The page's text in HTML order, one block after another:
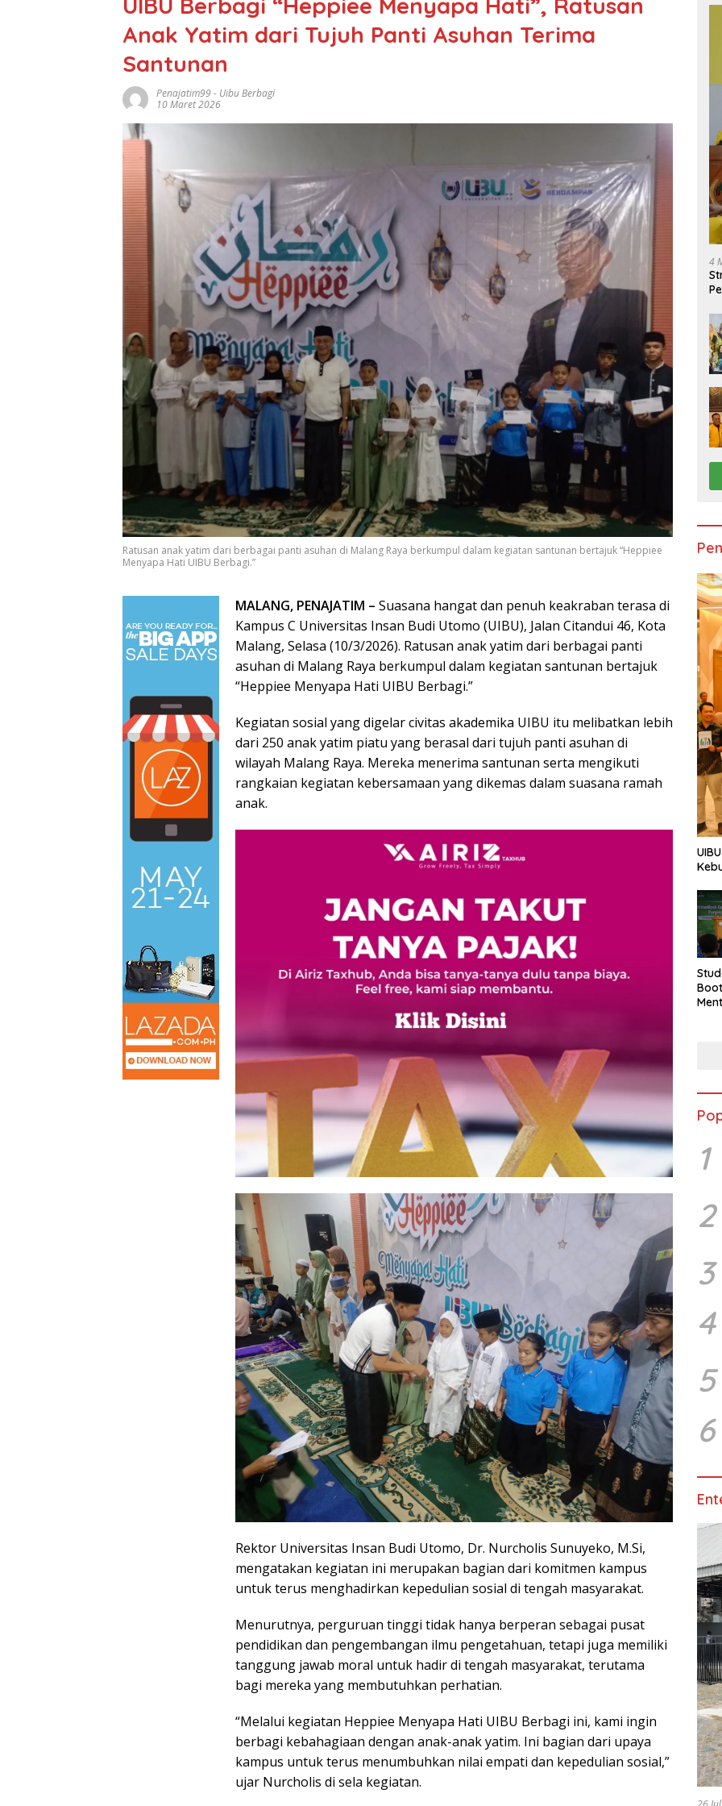
Anak Yatim dari Tujuh Panti Asuhan Terima
Santunan
Penajatim99- Uibu Berbagi
10 Maret 2026
Ratusan anak yatim dari berbagai panti asuhan di Malang Raya berkumpul dalam kegiatan santunan bertajuk “Heppiee
Menyapa Hati UIBU Berbagi.”
MALANG, PENAJATIM – Suasana hangat dan penuh keakraban terasa di
Kampus C Universitas Insan Budi Utomo (UIBU), Jalan Citandui 46, Kota
Malang, Selasa (10/3/2026). Ratusan anak yatim dari berbagai panti
asuhan di Malang Raya berkumpul dalam kegiatan santunan bertajuk
“Heppiee Menyapa Hati UIBU Berbagi.”
Kegiatan sosial yang digelar civitas akademika UIBU itu melibatkan lebih
dari 250 anak yatim piatu yang berasal dari tujuh panti asuhan di
wilayah Malang Raya. Mereka menerima santunan serta mengikuti
rangkaian kegiatan kebersamaan yang dikemas dalam suasana ramah
anak.
Rektor Universitas Insan Budi Utomo, Dr. Nurcholis Sunuyeko, M.Si,
mengatakan kegiatan ini merupakan bagian dari komitmen kampus
untuk terus menghadirkan kepedulian sosial di tengah masyarakat.
Menurutnya, perguruan tinggi tidak hanya berperan sebagai pusat
pendidikan dan pengembangan ilmu pengetahuan, tetapi juga memiliki
tanggung jawab moral untuk hadir di tengah masyarakat, terutama
bagi mereka yang membutuhkan perhatian.
“Melalui kegiatan Heppiee Menyapa Hati UIBU Berbagi ini, kami ingin
berbagi kebahagiaan dengan anak-anak yatim. Ini bagian dari upaya
kampus untuk terus menumbuhkan nilai empati dan kepedulian sosial,”
ujar Nurcholis di sela kegiatan.
4
1
2
3
4
5
6